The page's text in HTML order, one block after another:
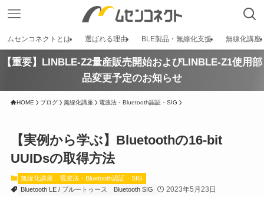
ムセンコネクトとは 選ばれる理由 BLE製品・無線化支援 無線化講座
【重要】LINBLE-Z2量産販売開始およびLINBLE-Z1使用部
品変更予定のお知らせ
HOME ブログ 無線化講座 電波法・Bluetooth認証・SIG
【実例から学ぶ】Bluetoothの16-bit
UUIDsの取得方法
無線化講座
電波法・Bluetooth認証・SIG
Bluetooth LE / ブルートゥース
Bluetooth SIG 2023年5月23日